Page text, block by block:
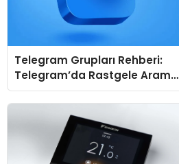
Telegram Grupları Rehberi:
Telegram’da Rastgele Arama
Yerine Kategori Bazlı Keşif